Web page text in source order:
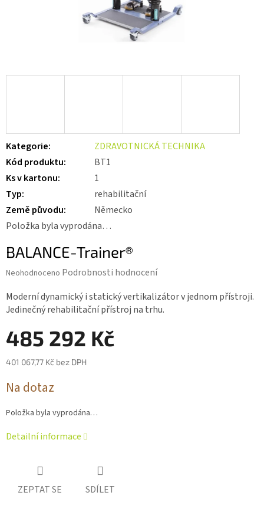
Kategorie:
ZDRAVOTNICKÁ TECHNIKA
Kód produktu:
BT1
Ks v kartonu:
1
Typ:
rehabilitační
Země původu:
Německo
Položka byla vyprodána…
BALANCE-Trainer®
Průměrné
produktu
je
0,0
hvězdiček.
Neohodnoceno Podrobnosti hodnocení
Moderní dynamický i statický vertikalizátor v jednom přístroji.
Jedinečný rehabilitační přístroj na trhu.
485 292 Kč
401 067,77 Kč bez DPH
cena:
Na dotaz
Položka byla vyprodána…
Detailní informace
ZEPTAT SE SDÍLET